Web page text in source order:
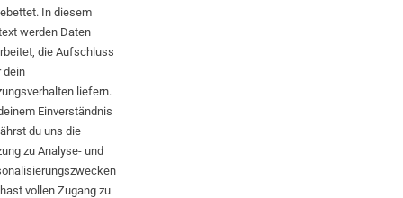
Hirntot shoppen
Musik kaufen
In diesem
werden Daten
die Aufschluss
dein
liefern.
Einverständnis
du uns die
zu Analyse- und
vollen Zugang zu